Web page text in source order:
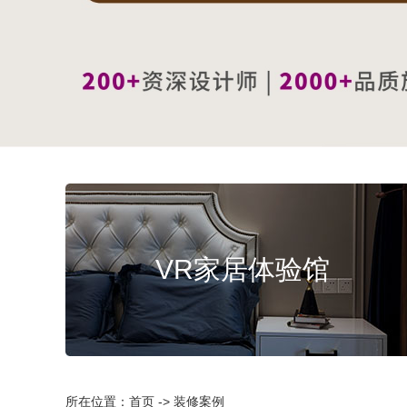
VR家居体验馆
所在位置：首页 -> 装修案例